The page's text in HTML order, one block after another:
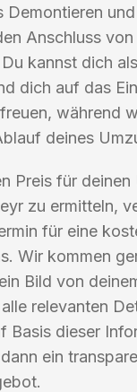
Demontieren
Anschluss von
kannst dich
dich auf das
während
deines
Preis für
zu ermitteln,
für eine
Wir kommen
Bild von
relevanten
Basis dieser
ein